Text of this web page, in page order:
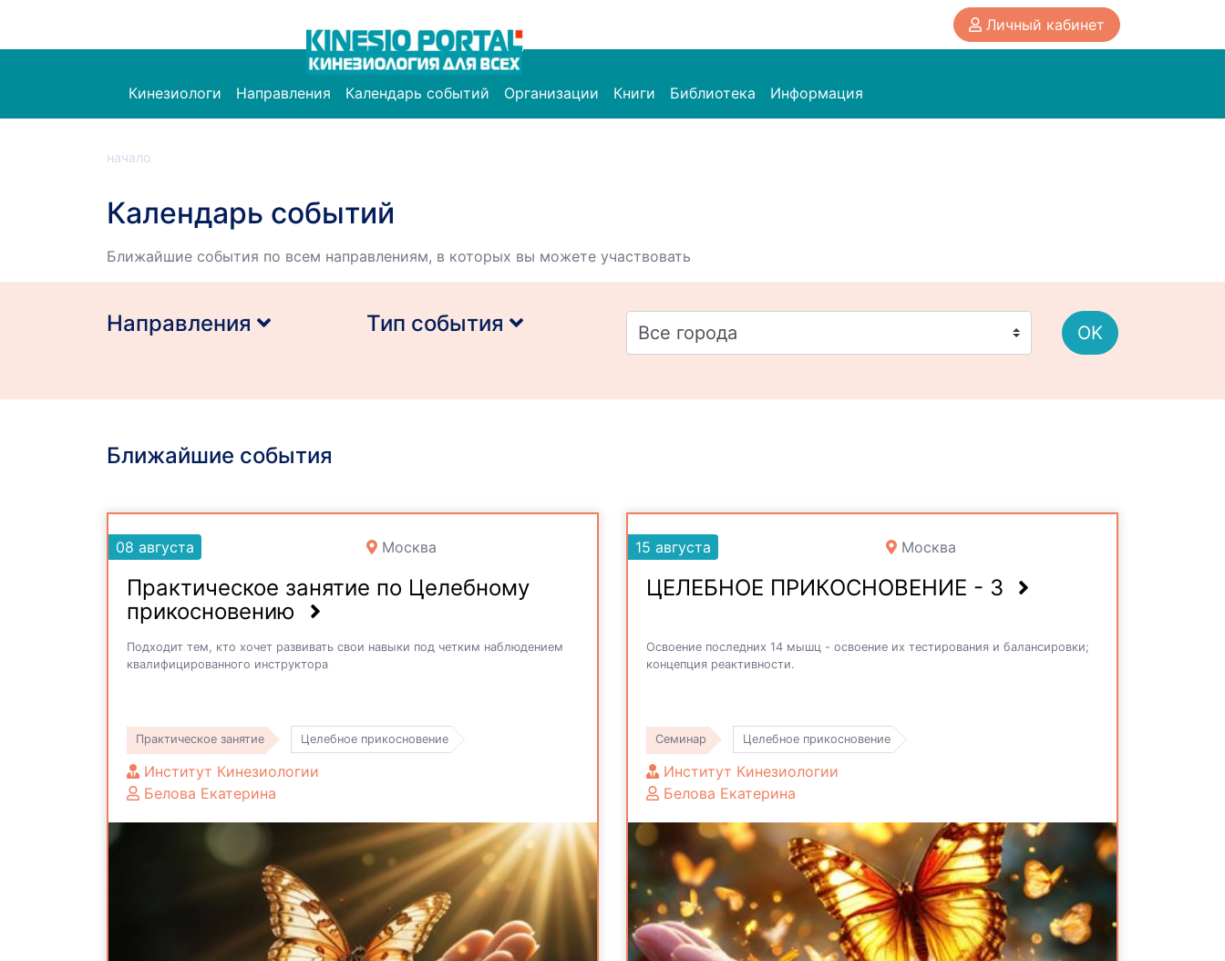
Личный кабинет
Кинезиологи Направления Календарь событий Организации Книги Библиотека Информация
начало
Календарь событий
Ближайшие события по всем направлениям, в которых вы можете участвовать
Направления Тип события
Ближайшие события
08 августа Москва
Практическое занятие по Целебному
прикосновению
Подходит тем, кто хочет развивать свои навыки под четким наблюдением
квалифицированного инструктора
Практическое занятие Целебное прикосновение
Институт Кинезиологии
Белова Екатерина
15 августа Москва
ЦЕЛЕБНОЕ ПРИКОСНОВЕНИЕ - 3
Освоение последних 14 мышц - освоение их тестирования и балансировки;
концепция реактивности.
Семинар Целебное прикосновение
Институт Кинезиологии
Белова Екатерина